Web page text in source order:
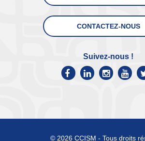
CONTACTEZ-NOUS
Suivez-nous !
© 2026 CCISM - Tous droits